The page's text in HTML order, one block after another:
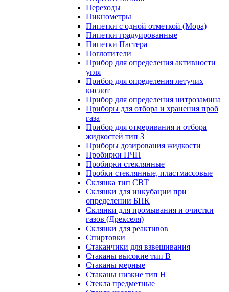
Переходы
Пикнометры
Пипетки с одной отметкой (Мора)
Пипетки градуированные
Пипетки Пастера
Поглотители
Прибор для определения активности
угля
Прибор для определения летучих
кислот
Прибор для определения нитрозамина
Приборы для отбора и хранения проб
газа
Прибор для отмеривания и отбора
жидкостей тип 3
Приборы дозирования жидкости
Пробирки ПЧП
Пробирки стеклянные
Пробки стеклянные, пластмассовые
Склянка тип СВТ
Склянки для инкубации при
определении БПК
Склянки для промывания и очистки
газов (Дрекселя)
Склянки для реактивов
Спиртовки
Стаканчики для взвешивания
Стаканы высокие тип В
Стаканы мерные
Стаканы низкие тип Н
Стекла предметные